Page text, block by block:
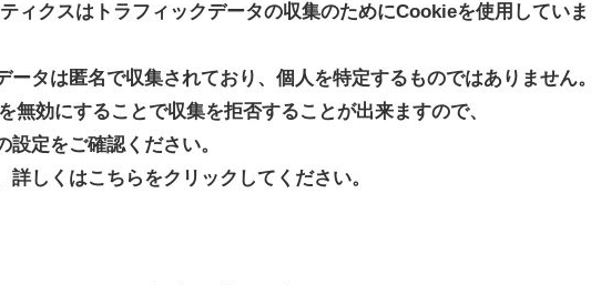
ィクスはトラフィックデータの収集のためにCookieを使用していま
ータは匿名で収集されており、個人を特定するものではありません。
無効にすることで収集を拒否することが出来ますので、
設定をご確認ください。
詳しくはこちらをクリックしてください。